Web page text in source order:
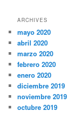
ARCHIVES
mayo 2020
abril 2020
marzo 2020
febrero 2020
enero 2020
diciembre 2019
noviembre 2019
octubre 2019